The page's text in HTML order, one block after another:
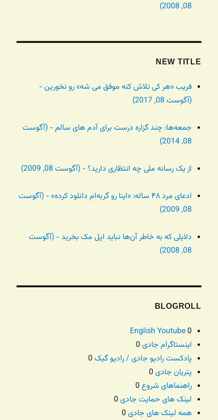
08, 2008)
NEW TITLE
فریب «هر کی تلاش کنه موفق می شه» رو نخورین -
(آگوست 08, 2017)
جمعه‌ها: چند گزاره درست برای آدم های سالم - (آگوست
08, 2014)
از یک رسانه ملی چه انتظاری دارید؟ - (آگوست 08, 2009)
ادعای مرد ۴۸ ساله: «اینا رو گربه‌ام دانلود کرده» - (آگوست
08, 2009)
دلایلی که به خاطر آن‌ها نباید اپل مک بخرید - (آگوست
08, 2008)
BLOGROLL
English Youtube0
اینستاگرام جادی
پادکست رادیو جادی / رادیو گیک
پتریان جادی
راهنماهای شروع
لینک های حمایت جادی
همه لینک های جادی